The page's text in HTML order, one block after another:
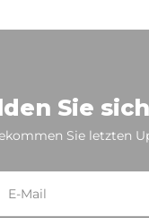
Sie
Sie letzten